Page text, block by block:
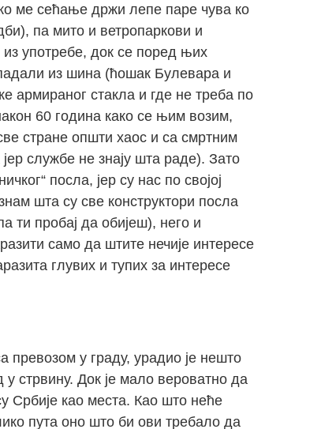
ме сећање држи лепе паре чува ко
па мито и ветропаркови и
из употребе, док се поред њих
из шина (ћошак Булевара и
армираног стакла и где не треба по
60 година како се њим возим,
стране општи хаос и са смртним
службе не знају шта раде). Зато
посла, јер су нас по својој
шта су све конструктори посла
ти пробај да обијеш), него и
само да штите нечије интересе
глувих и тупих за интересе
превозом у граду, урадио је нешто
стрвину. Док је мало вероватно да
Србије као места. Као што неће
пута оно што би ови требало да